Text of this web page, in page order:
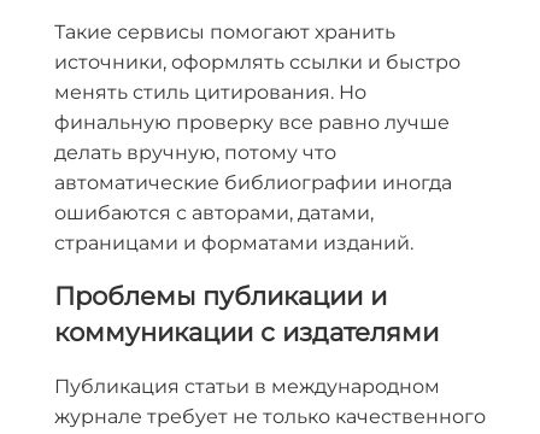
Такие сервисы помогают хранить
источники, оформлять ссылки и быстро
менять стиль цитирования. Но
финальную проверку все равно лучше
делать вручную, потому что
автоматические библиографии иногда
ошибаются с авторами, датами,
страницами и форматами изданий.
Проблемы публикации и
коммуникации с издателями
Публикация статьи в международном
журнале требует не только качественного